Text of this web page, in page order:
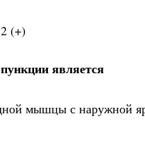
(+)
является
мышцы с наружной